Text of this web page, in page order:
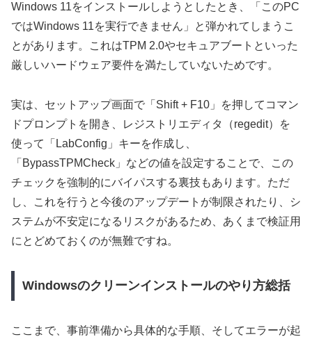
Windows 11をインストールしようとしたとき、「このPC
ではWindows 11を実行できません」と弾かれてしまうこ
とがあります。これはTPM 2.0やセキュアブートといった
厳しいハードウェア要件を満たしていないためです。
実は、セットアップ画面で「Shift + F10」を押してコマン
ドプロンプトを開き、レジストリエディタ（regedit）を
使って「LabConfig」キーを作成し、
「BypassTPMCheck」などの値を設定することで、この
チェックを強制的にバイパスする裏技もあります。ただ
し、これを行うと今後のアップデートが制限されたり、シ
ステムが不安定になるリスクがあるため、あくまで検証用
にとどめておくのが無難ですね。
Windowsのクリーンインストールのやり方総括
ここまで、事前準備から具体的な手順、そしてエラーが起